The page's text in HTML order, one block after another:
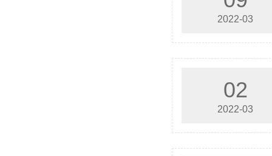
2022-03
02
2022-03